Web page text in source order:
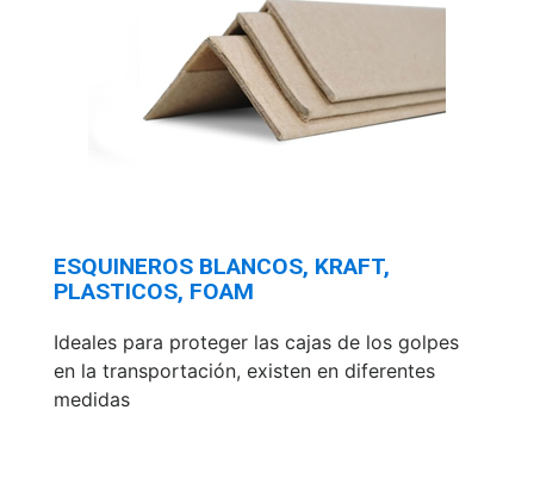
ESQUINEROS BLANCOS, KRAFT,
PLASTICOS, FOAM
Ideales para proteger las cajas de los golpes
en la transportación, existen en diferentes
medidas